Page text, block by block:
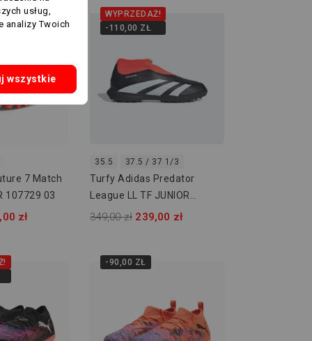
7 Match
107729 03
zł
WYPRZEDAŻ!
-110,00 ZŁ
35.5 37.5 / 37 1/3
Turfy Adidas Predator
League LL TF JUNIOR
IG5431
349,00 zł 239,00 zł
-90,00 ZŁ
usług,
analizy Twoich
wszystkie